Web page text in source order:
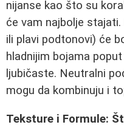
nijanse kao što su
će vam najbolje
ili plavi podtonovi) će
hladnijim bojama
ljubičaste. Neutralni
mogu da kombinuju i
Teksture i Formule: